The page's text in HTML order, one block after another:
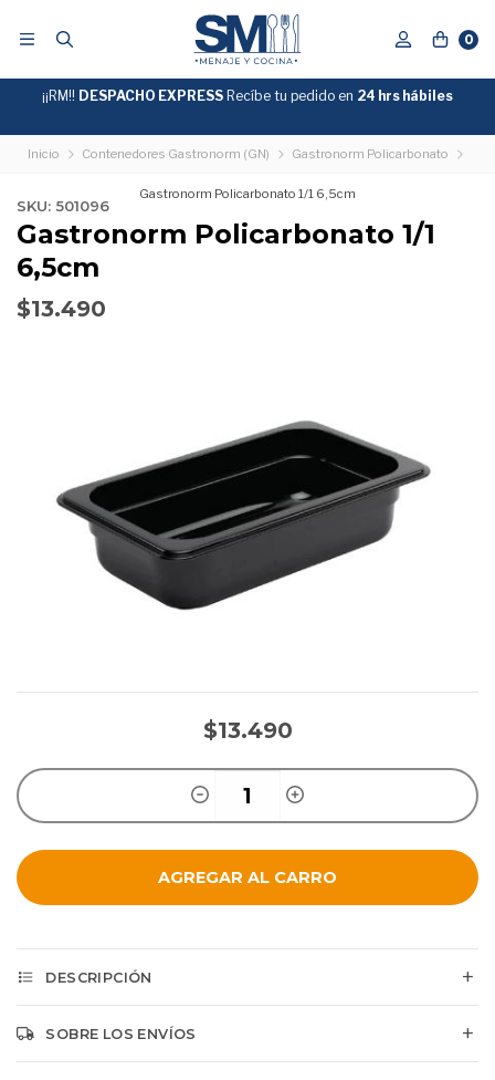
0
GRATIS
SOBRE
¡¡RM!! DESPACHO EXPRESS Recíbe tu pedido en 24 hrs hábiles
Inicio Contenedores Gastronorm (GN) Gastronorm Policarbonato
Gastronorm Policarbonato 1/1 6,5cm
SKU: 501096
Gastronorm Policarbonato 1/1
6,5cm
$13.490
$13.490
AGREGAR AL CARRO
DESCRIPCIÓN
SOBRE LOS ENVÍOS